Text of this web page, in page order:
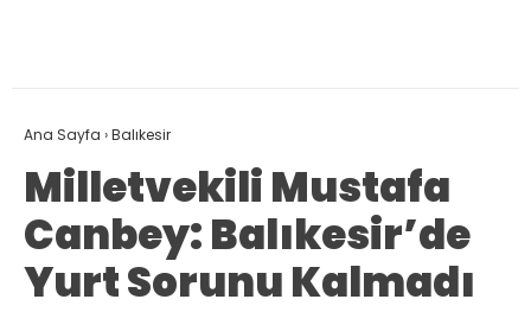
Ana Sayfa ›Balıkesir
Milletvekili Mustafa
Canbey: Balıkesir’de
Yurt Sorunu Kalmadı